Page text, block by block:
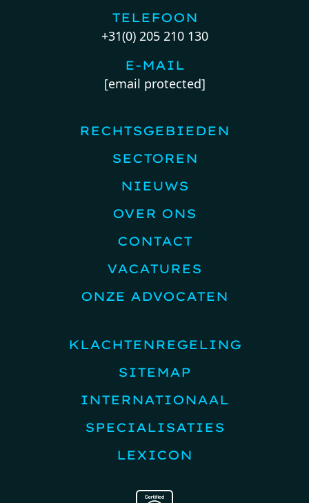
TELEFOON
+31(0) 205 210 130
E-MAIL
[email protected]
RECHTSGEBIEDEN
SECTOREN
NIEUWS
OVER ONS
CONTACT
VACATURES
ONZE ADVOCATEN
KLACHTENREGELING
SITEMAP
INTERNATIONAAL
SPECIALISATIES
LEXICON